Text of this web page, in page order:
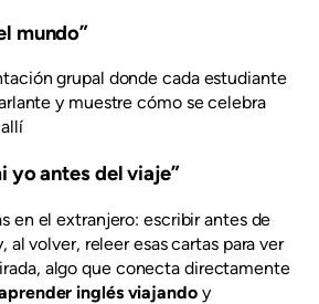
mundo”
grupal donde cada estudiante
y muestre cómo se celebra
yo antes del viaje”
en el extranjero: escribir antes de
al volver, releer esas cartas para ver
algo que conecta directamente
inglés viajandoy